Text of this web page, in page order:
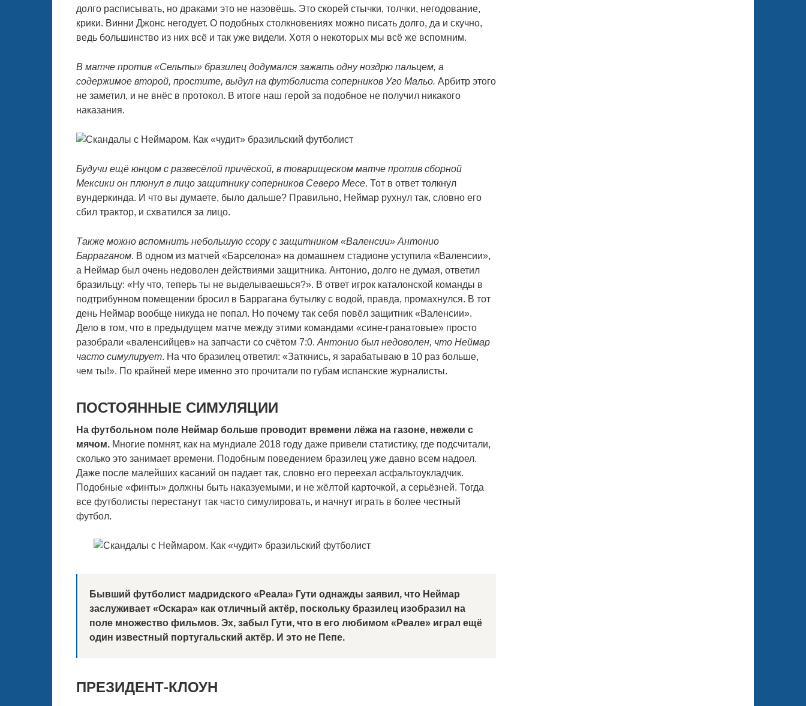
долго расписывать, но драками это не назовёшь. Это скорей стычки, толчки, негодование,
крики. Винни Джонс негодует. О подобных столкновениях можно писать долго, да и скучно,
ведь большинство из них всё и так уже видели. Хотя о некоторых мы всё же вспомним.
В матче против «Сельты» бразилец додумался зажать одну ноздрю пальцем, а
содержимое второй, простите, выдул на футболиста соперников Уго Мальо. Арбитр этого
не заметил, и не внёс в протокол. В итоге наш герой за подобное не получил никакого
наказания.
Будучи ещё юнцом с развесёлой причёской, в товарищеском матче против сборной
Мексики он плюнул в лицо защитнику соперников Северо Месе. Тот в ответ толкнул
вундеркинда. И что вы думаете, было дальше? Правильно, Неймар рухнул так, словно его
сбил трактор, и схватился за лицо.
Также можно вспомнить небольшую ссору с защитником «Валенсии» Антонио
Барраганом. В одном из матчей «Барселона» на домашнем стадионе уступила «Валенсии»,
а Неймар был очень недоволен действиями защитника. Антонио, долго не думая, ответил
бразильцу: «Ну что, теперь ты не выделываешься?». В ответ игрок каталонской команды в
подтрибунном помещении бросил в Баррагана бутылку с водой, правда, промахнулся. В тот
день Неймар вообще никуда не попал. Но почему так себя повёл защитник «Валенсии».
Дело в том, что в предыдущем матче между этими командами «сине-гранатовые» просто
разобрали «валенсийцев» на запчасти со счётом 7:0. Антонио был недоволен, что Неймар
часто симулирует. На что бразилец ответил: «Заткнись, я зарабатываю в 10 раз больше,
чем ты!». По крайней мере именно это прочитали по губам испанские журналисты.
ПОСТОЯННЫЕ СИМУЛЯЦИИ
На футбольном поле Неймар больше проводит времени лёжа на газоне, нежели с
мячом. Многие помнят, как на мундиале 2018 году даже привели статистику, где подсчитали,
сколько это занимает времени. Подобным поведением бразилец уже давно всем надоел.
Даже после малейших касаний он падает так, словно его переехал асфальтоукладчик.
Подобные «финты» должны быть наказуемыми, и не жёлтой карточкой, а серьёзней. Тогда
все футболисты перестанут так часто симулировать, и начнут играть в более честный
футбол.
Бывший футболист мадридского «Реала» Гути однажды заявил, что Неймар
заслуживает «Оскара» как отличный актёр, поскольку бразилец изобразил на
поле множество фильмов. Эх, забыл Гути, что в его любимом «Реале» играл ещё
один известный португальский актёр. И это не Пепе.
ПРЕЗИДЕНТ-КЛОУН